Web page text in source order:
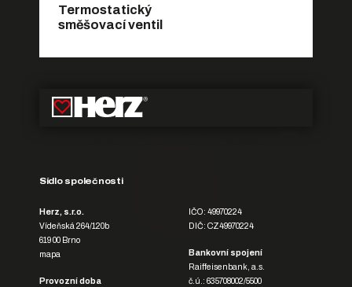
Termostatický
směšovací ventil
Sídlo společnosti
Herz, s.r.o.
Vídeňská 264/120b
619 00 Brno
mapa
Provozní doba
IČO: 49970224
DIČ: CZ49970224
Bankovní spojení
Raiffeisenbank, a.s.
č.ú.: 635708002/5500